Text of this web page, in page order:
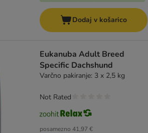
Dodaj v košarico
Eukanuba Adult Breed
Specific Dachshund
Varčno pakiranje: 3 x 2,5 kg
posamezno 41,97 €
Not Rated